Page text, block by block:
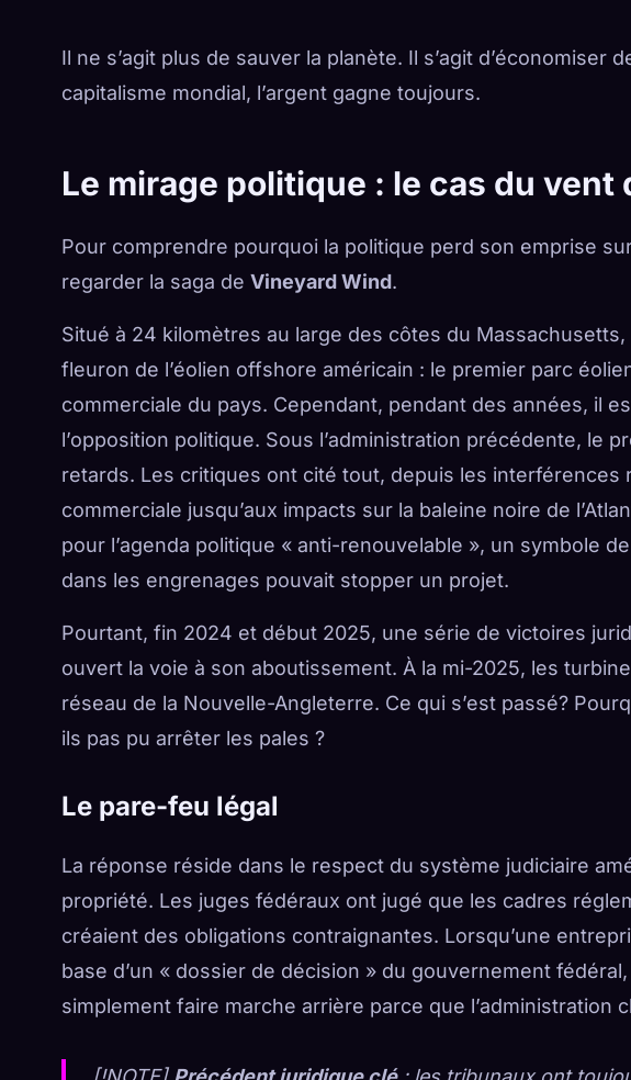
Il ne s’agit plus de sauver la planète. Il s’agit d’économiser
capitalisme mondial, l’argent gagne toujours.
Le mirage politique : le cas du vent
Pour comprendre pourquoi la politique perd son emprise
regarder la saga de Vineyard Wind.
Situé à 24 kilomètres au large des côtes du
fleuron de l’éolien offshore américain : le premier parc
commerciale du pays. Cependant, pendant des années, il
l’opposition politique. Sous l’administration précédente, le
retards. Les critiques ont cité tout, depuis les interférences
commerciale jusqu’aux impacts sur la baleine noire de
pour l’agenda politique « anti-renouvelable », un symbole
dans les engrenages pouvait stopper un projet.
Pourtant, fin 2024 et début 2025, une série de victoires
ouvert la voie à son aboutissement. À la mi-2025, les
réseau de la Nouvelle-Angleterre. Ce qui s’est passé?
ils pas pu arrêter les pales ?
Le pare-feu légal
La réponse réside dans le respect du système judiciaire
propriété. Les juges fédéraux ont jugé que les cadres
créaient des obligations contraignantes. Lorsqu’une
base d’un « dossier de décision » du gouvernement
simplement faire marche arrière parce que l’administration